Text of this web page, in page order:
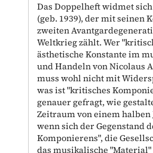
Das Doppelheft widmet
(geb. 1939), der mit seinen
zweiten
Weltkrieg zählt. Wer
ästhetische Konstante im
und Handeln von Nicolaus
muss wohl nicht mit
was ist "kritisches
genauer gefragt, wie
Zeitraum von einem
wenn sich der Gegenstand
Komponierens", die
das musikalische